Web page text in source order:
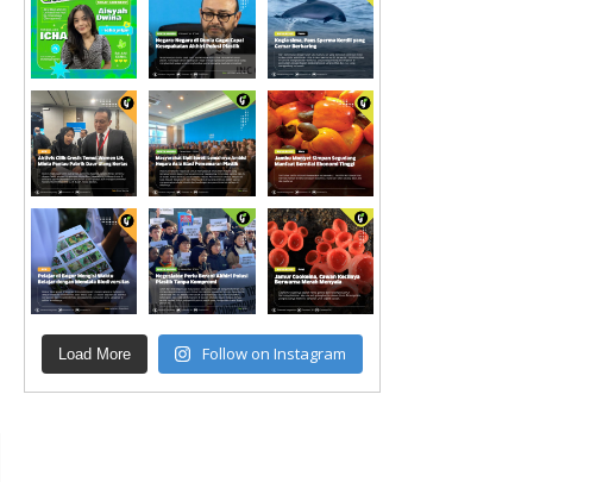
Load More Follow on Instagram